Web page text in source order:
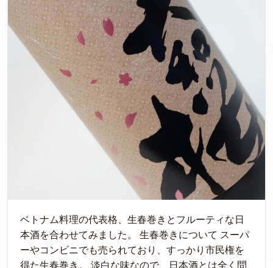
ベトナム料理の代表格、生春巻きとフルーティな日
本酒を合わせてみました。 生春巻きについて スーパ
ーやコンビニでも売られており、すっかり市民権を
得た生春巻き。 淡白な味なので、日本酒とは全く問